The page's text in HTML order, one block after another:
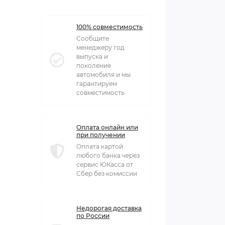
100% совместимость
Сообщите
менеджеру год
выпуска и
поколение
автомобиля и мы
гарантируем
совместимость
Оплата онлайн или
при получении
Оплата картой
любого банка через
сервис ЮКасса от
Сбер без комиссии
Недорогая доставка
по России